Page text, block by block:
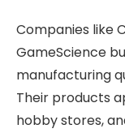
Companies like
GameScience
manufacturing
Their products
hobby stores,